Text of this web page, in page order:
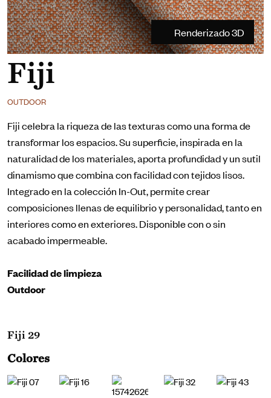
Renderizado 3D
Fiji 29
Colores
OUTDOOR
Fiji
Fiji celebra la riqueza de las texturas como una forma de
transformar los espacios. Su superficie, inspirada en la
naturalidad de los materiales, aporta profundidad y un sutil
dinamismo que combina con facilidad con tejidos lisos.
Integrado en la colección In-Out, permite crear
composiciones llenas de equilibrio y personalidad, tanto en
interiores como en exteriores. Disponible con o sin
acabado impermeable.
Facilidad de limpieza
Outdoor